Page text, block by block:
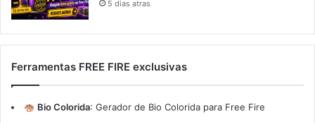
5 dias atras
Ferramentas FREE FIRE exclusivas
Bio Colorida: Gerador de Bio Colorida para Free Fire